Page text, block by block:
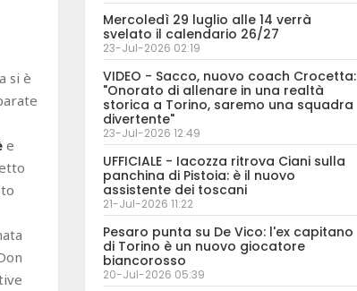
si è
e
Mercoledì 29 luglio alle 14 verrà
svelato il calendario 26/27
23-Jul-2026 02:19
VIDEO - Sacco, nuovo coach Crocetta:
"Onorato di allenare in una realtà
storica a Torino, saremo una squadra
divertente"
23-Jul-2026 12:49
UFFICIALE - Iacozza ritrova Ciani sulla
panchina di Pistoia: è il nuovo
assistente dei toscani
21-Jul-2026 11:22
Pesaro punta su De Vico: l'ex capitano
di Torino è un nuovo giocatore
biancorosso
20-Jul-2026 05:39